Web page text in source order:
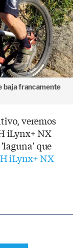
baja francamente
veremos
iLynx+ NX
que
iLynx+ NX